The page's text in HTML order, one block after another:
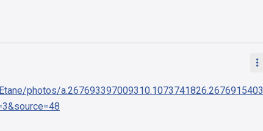

photos/a.267693397009310.1073741826.2676915403